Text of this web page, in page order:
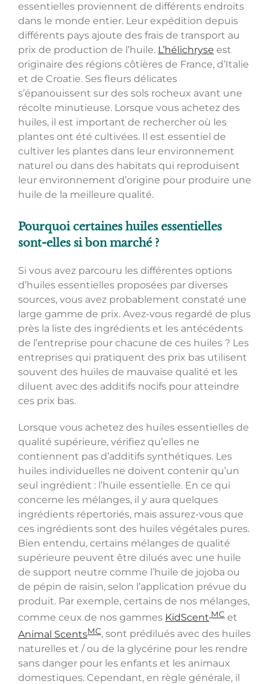
essentielles proviennent de différents endroits
dans le monde entier. Leur expédition depuis
différents pays ajoute des frais de transport au
prix de production de l’huile. L’hélichryse est
originaire des régions côtières de France, d’Italie
et de Croatie. Ses fleurs délicates
s’épanouissent sur des sols rocheux avant une
récolte minutieuse. Lorsque vous achetez des
huiles, il est important de rechercher où les
plantes ont été cultivées. Il est essentiel de
cultiver les plantes dans leur environnement
naturel ou dans des habitats qui reproduisent
leur environnement d’origine pour produire une
huile de la meilleure qualité.
Pourquoi certaines huiles essentielles
sont-elles si bon marché ?
Si vous avez parcouru les différentes options
d’huiles essentielles proposées par diverses
sources, vous avez probablement constaté une
large gamme de prix. Avez-vous regardé de plus
près la liste des ingrédients et les antécédents
de l’entreprise pour chacune de ces huiles ? Les
entreprises qui pratiquent des prix bas utilisent
souvent des huiles de mauvaise qualité et les
diluent avec des additifs nocifs pour atteindre
ces prix bas.
Lorsque vous achetez des huiles essentielles de
qualité supérieure, vérifiez qu’elles ne
contiennent pas d’additifs synthétiques. Les
huiles individuelles ne doivent contenir qu’un
seul ingrédient : l’huile essentielle. En ce qui
concerne les mélanges, il y aura quelques
ingrédients répertoriés, mais assurez-vous que
ces ingrédients sont des huiles végétales pures.
Bien entendu, certains mélanges de qualité
supérieure peuvent être dilués avec une huile
de support neutre comme l’huile de jojoba ou
de pépin de raisin, selon l’application prévue du
produit. Par exemple, certains de nos mélanges,
comme ceux de nos gammes KidScent MCet
Animal ScentsMC, sont prédilués avec des huiles
naturelles et / ou de la glycérine pour les rendre
sans danger pour les enfants et les animaux
domestiques. Cependant, en règle générale, il